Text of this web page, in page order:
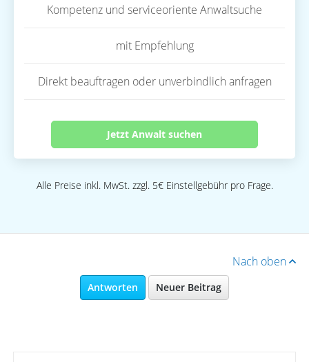
Kompetenz und serviceoriente Anwaltsuche
mit Empfehlung
Direkt beauftragen oder unverbindlich anfragen
Jetzt Anwalt suchen
Alle Preise inkl. MwSt. zzgl. 5€ Einstellgebühr pro Frage.
Nach oben
Antworten Neuer Beitrag